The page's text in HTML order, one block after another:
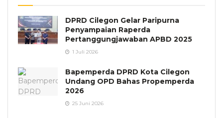
DPRD Cilegon Gelar Paripurna
Penyampaian Raperda
Pertanggungjawaban APBD 2025
1 Juli 2026
Bapemperda DPRD Kota Cilegon
Undang OPD Bahas Propemperda
2026
25 Juni 2026